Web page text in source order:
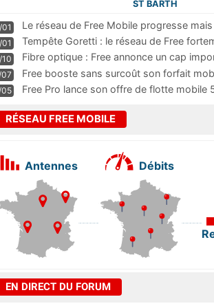
ST BARTH
Le réseau de Free Mobile progresse
m
Tempête Goretti : le réseau de Free
Fibre optique : Free annonce un cap
pass
Free booste sans surcoût son forfait
Free Pro lance son offre de flotte mobile
RÉSEAU FREE MOBILE
Antennes Débits
EN DIRECT DU FORUM